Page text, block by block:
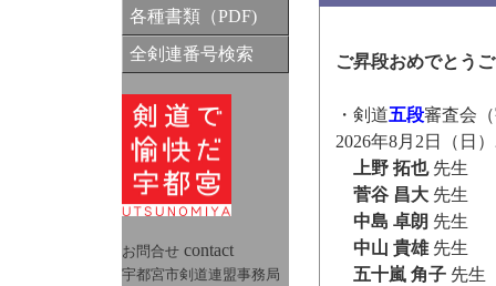
各種書類（PDF)
全剣連番号検索
お問合せcontact
宇都宮市剣道連盟事務局
ご昇段おめでとう
・剣道五段審査会
2026年8月2日（日
上野 拓也先生
菅谷 昌大先生
中島 卓朗 先生
中山 貴雄先生
五十嵐 角子先生